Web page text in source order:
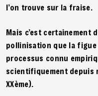
l’on trouve sur la fraise‏.
Mais c’est certainement
pollinisation que la
processus connu
scientifiquement depuis
XXème).